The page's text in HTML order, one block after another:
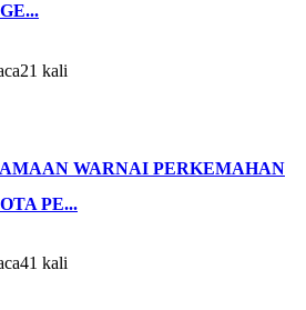
kali
WARNAI PERKEMAHAN
PE...
kali